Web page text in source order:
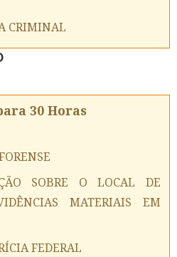
CRIMINAL
30 Horas
SOBRE O LOCAL DE
MATERIAIS EM
FEDERAL